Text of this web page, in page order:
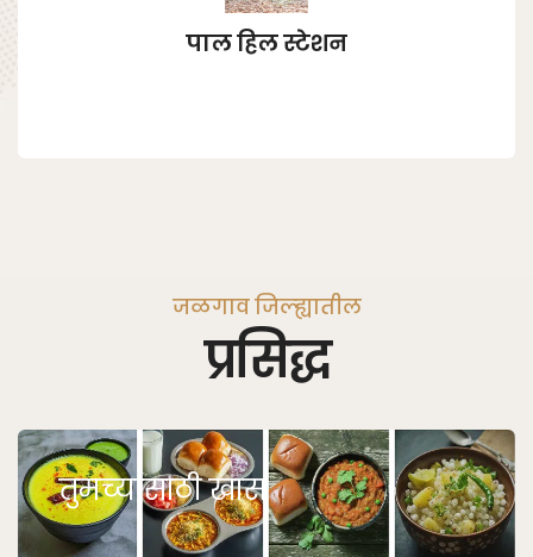
पाल हिल स्टेशन
जळगाव जिल्ह्यातील
प्रसिद्ध
तुमच्यासाठी खास